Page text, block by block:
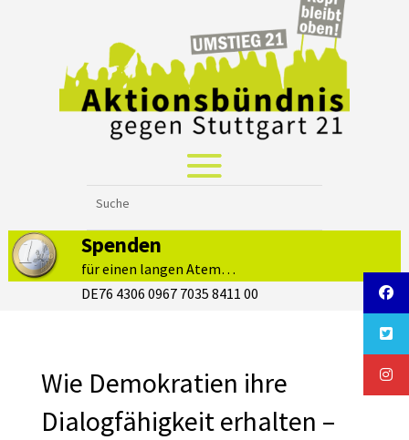
Spenden
für einen langen Atem…
DE76 4306 0967 7035 8411 00
Wie Demokratien ihre
Dialogfähigkeit erhalten –